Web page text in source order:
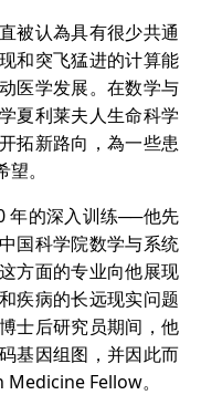
被认為具有很少共通
和突飞猛进的计算能
医学发展。在数学与
夏利莱夫人生命科学
拓新路向，為一些患
。
年的深入训练──他先
国科学院数学与系统
方面的专业向他展现
疾病的长远现实问题
士后研究员期间，他
基因组图，并因此而
Fellow。